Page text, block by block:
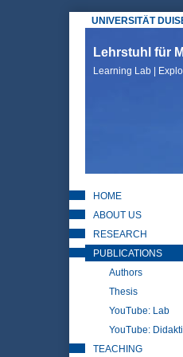
UNIVERSITÄT
Hauptmenü
Lehrstuhl für
Learning Lab |
HOME
ABOUT US
RESEARCH
PUBLICATIONS
Authors
Thesis
YouTube: Lab
YouTube:
TEACHING